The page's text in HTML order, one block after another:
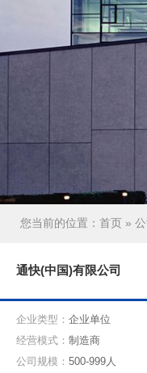
您当前的位置： 首页 »
通快(中国)有限公司
企业类型： 企业单位
经营模式： 制造商
公司规模： 500-999人